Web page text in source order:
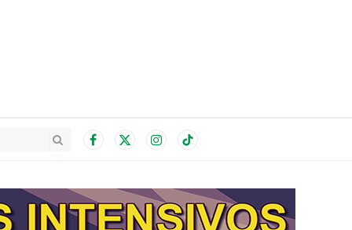
Facebook
X
InstagramTikTok